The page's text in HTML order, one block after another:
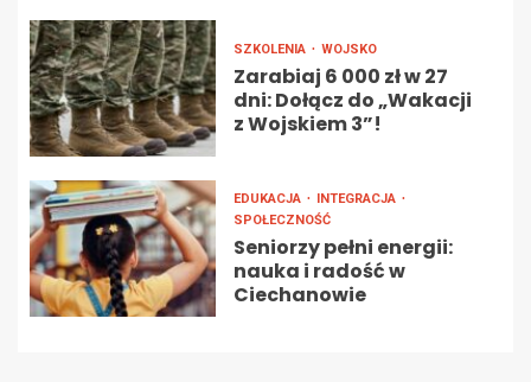
SZKOLENIA WOJSKO
Zarabiaj 6 000 zł w 27
dni: Dołącz do „Wakacji
z Wojskiem 3”!
EDUKACJA
INTEGRACJA
SPOŁECZNOŚĆ
Seniorzy pełni energii:
nauka i radość w
Ciechanowie